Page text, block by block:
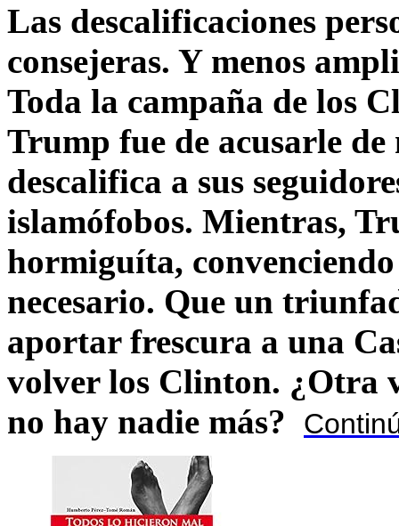
Las descalificaciones
consejeras. Y menos
Toda la campaña de los
Trump fue de acusarle
descalifica a sus
islamófobos. Mientras,
hormiguíta,
necesario. Que un
aportar frescura a una
volver los Clinton. ¿Otra
no hay nadie más?